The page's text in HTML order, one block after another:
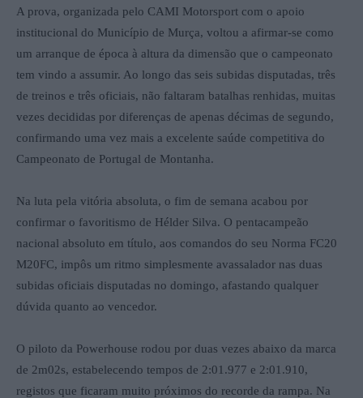
A prova, organizada pelo CAMI Motorsport com o apoio
institucional do Município de Murça, voltou a afirmar-se como
um arranque de época à altura da dimensão que o campeonato
tem vindo a assumir. Ao longo das seis subidas disputadas, três
de treinos e três oficiais, não faltaram batalhas renhidas, muitas
vezes decididas por diferenças de apenas décimas de segundo,
confirmando uma vez mais a excelente saúde competitiva do
Campeonato de Portugal de Montanha.
Na luta pela vitória absoluta, o fim de semana acabou por
confirmar o favoritismo de Hélder Silva. O pentacampeão
nacional absoluto em título, aos comandos do seu Norma FC20
M20FC, impôs um ritmo simplesmente avassalador nas duas
subidas oficiais disputadas no domingo, afastando qualquer
dúvida quanto ao vencedor.
O piloto da Powerhouse rodou por duas vezes abaixo da marca
de 2m02s, estabelecendo tempos de 2:01.977 e 2:01.910,
registos que ficaram muito próximos do recorde da rampa. Na